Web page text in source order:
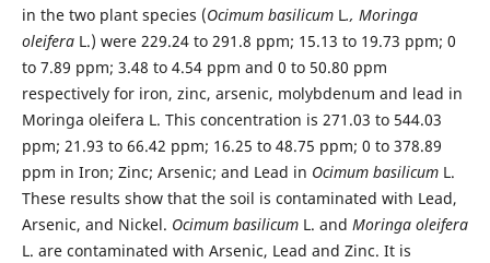
in the two plant species (Ocimum basilicum L., Moringa
oleifera L.) were 229.24 to 291.8 ppm; 15.13 to 19.73 ppm; 0
to 7.89 ppm; 3.48 to 4.54 ppm and 0 to 50.80 ppm
respectively for iron, zinc, arsenic, molybdenum and lead in
Moringa oleifera L. This concentration is 271.03 to 544.03
ppm; 21.93 to 66.42 ppm; 16.25 to 48.75 ppm; 0 to 378.89
ppm in Iron; Zinc; Arsenic; and Lead in Ocimum basilicumL.
These results show that the soil is contaminated with Lead,
Arsenic, and Nickel. Ocimum basilicumL. and Moringa oleifera
L. are contaminated with Arsenic, Lead and Zinc. It is